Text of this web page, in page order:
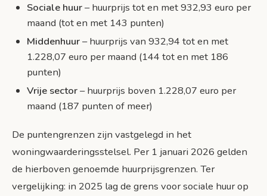
Sociale huur– huurprijs tot en met 932,93 euro per
maand (tot en met 143 punten)
Middenhuur– huurprijs van 932,94 tot en met
1.228,07 euro per maand (144 tot en met 186
punten)
Vrije sector– huurprijs boven 1.228,07 euro per
maand (187 punten of meer)
De puntengrenzen zijn vastgelegd in het
woningwaarderingsstelsel. Per 1 januari 2026 gelden
de hierboven genoemde huurprijsgrenzen. Ter
vergelijking: in 2025 lag de grens voor sociale huur op